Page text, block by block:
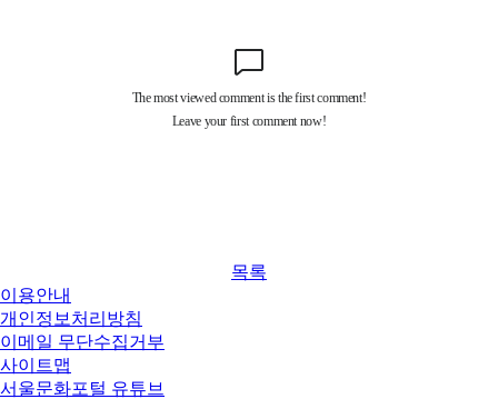
목록
이용안내
개인정보처리방침
이메일 무단수집거부
사이트맵
서울문화포털 유튜브